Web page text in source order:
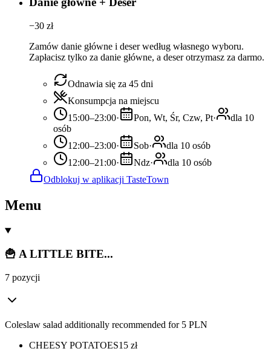
−30 zł
Zamów danie główne i deser według własnego wyboru.
Zapłacisz tylko za danie główne, a deser otrzymasz za darmo.
Odnawia się za 45 dni
Konsumpcja na miejscu
15:00–23:00· Pon, Wt, Śr, Czw, Pt·
dla 10
osób
12:00–23:00· Sob·
dla 10 osób
12:00–21:00· Ndz·
dla 10 osób
Odblokuj w aplikacji TasteTown
Menu
🍟 A LITTLE BITE...
7 pozycji
Coleslaw salad additionally recommended for 5 PLN
CHEESY POTATOES15 zł